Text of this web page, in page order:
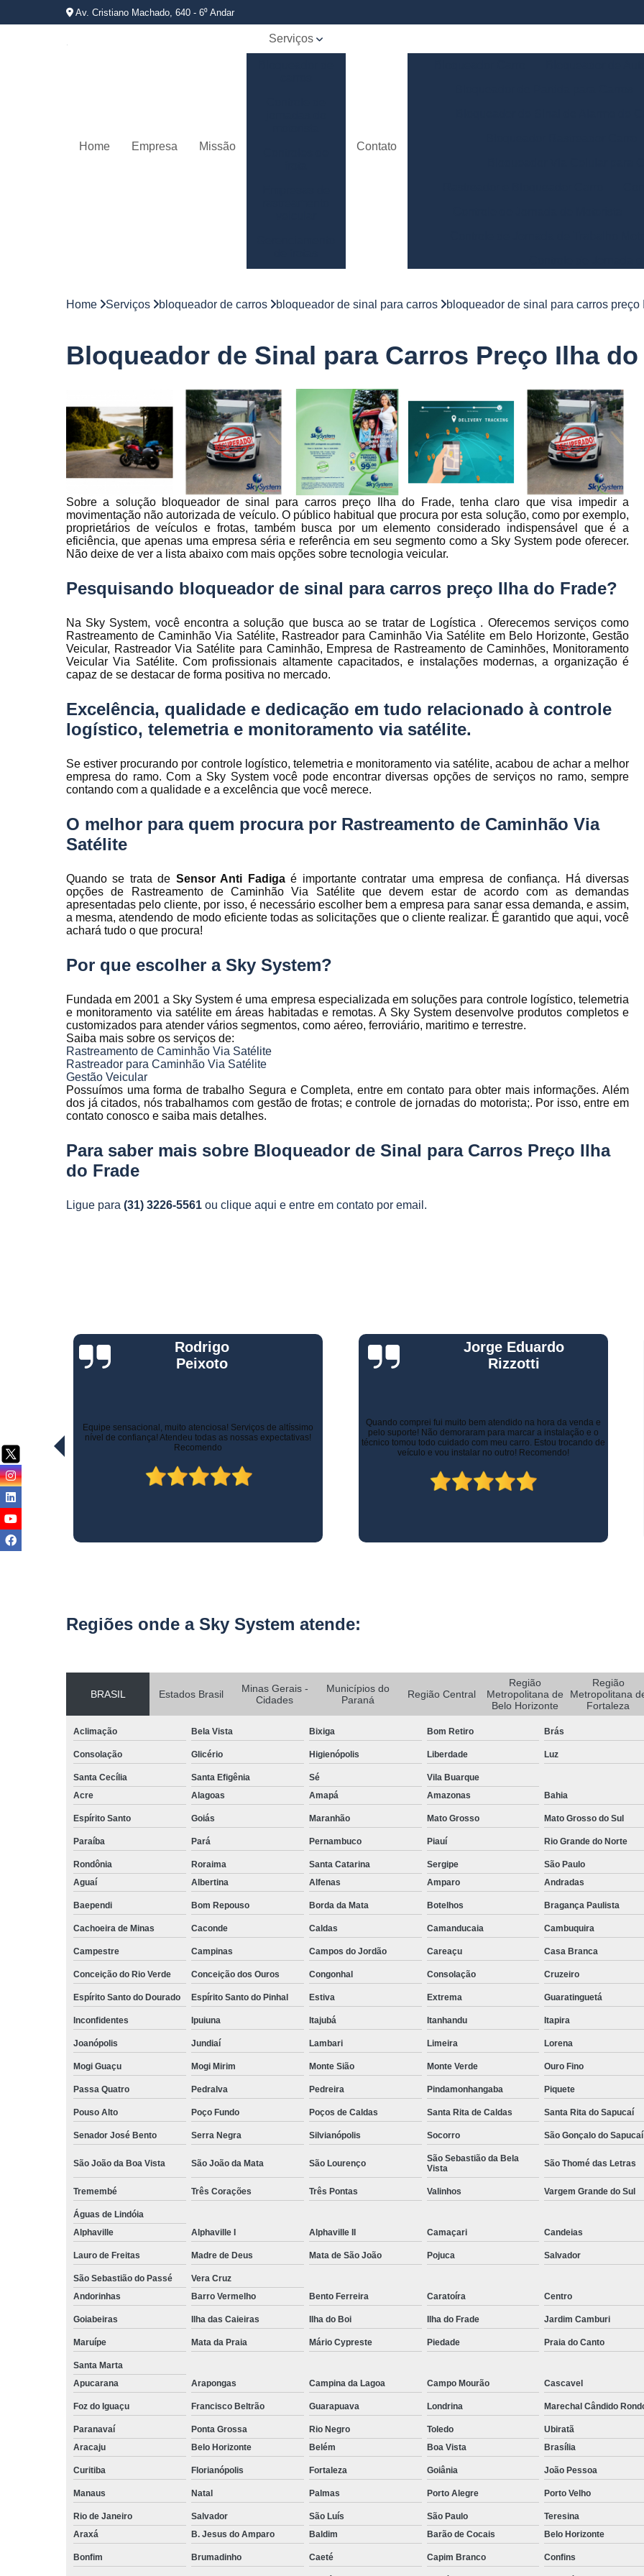
Av. Cristiano Machado, 640 - 6⁰ Andar
Home Empresa Missão
Serviços
Monitoramento
de frotas
Monitoramentos
veiculares
Rastreador
carro
Rastreadores
automotivos
Rastreadores
de caminhões
Rastreadores
de carros
para carros
de carro
Rastreamento
de frota
veicular
Sensores de
fadiga
Sistema de
gravação
veicular
rastreamentos
manutenção de
frota
Sistemas
Telemetrias
Contato
Controle de Jornada Motorista
Controle de Abastecimento de
Controle de Frota
Controle de Frota
Controle de Frota de Caminhões
Controle de Manutenção de Frota de
Sistema de Fadiga
Empresa de
Empresa de Rastreadores de Veiculos
Empresa de Rastreamento de Moto
Empresa
Gerenciamento de Frota de
Gerenciamento de Frota de Empresas
Gerenciamento
Gerenciamento de Frota
Gerenciamento de Frota Manutenção
Gerenciamento de Frota para
Empresa de Gestão de Frota de Veículos
Gestão de Frota Belo Horizonte
Gestão de Frota Minas Gerais
Gestão de Frota de Veículos
Gestão de Frota de Veículos Minas Gerais
Gestão Veicular de Frotas
Empresa de Monitoramento de
Monitoramento de Frota Telemetria
Rastreador de Veiculos Portatil
Rastreador Movel para Carros
Bloqueador e Rastreador Automotivo
Gps Veicular Rastreador
Rastreador Automotivo Belo Horizonte
Rastreador Satelital para Caminhões
Rastreamento de Caminhão Via Satélite
Empresa de Rastreador Veicular
Rastreador de Automóveis
Rastreador
Rastreador para Carros
Rastreador Veicular para Carros de
Rastreador Veicular Particular
Gps
Rastreador do Carro
Rastreador para Carros com Escuta
Rastreador por Satelite para Carros
Empresa Especializada em Rastreamento
Rastreamento de Carro
Rastreamento de Carros Belo Horizonte
Rastreamento de Carros e Caminhões
Rastreamento de Carros por Satélite
Rastreamento para Carros e
Monitoramento e Rastreamento de Frotas
Rastreamento de Frota Via
Rastreamento de Frotas Belo Horizonte
Rastreamento de Frotas Minas
Rastreamento Veicular Frotas
Empresa de Rastreamento de
Empresa de
Empresa de
Empresa
Rastreamento de Veículos
Rastreamento para Carros
Detector
Detector de Fadiga para Motorista
Sensor de Fadiga e Distração
Cameras para Veiculos com
Gravador de Video Veicular
Home Serviços bloqueador de carros bloqueador de sinal para carros bloqueador de sinal para carros preço
Bloqueador de Sinal para Carros Preço Ilha do
Sobre a solução bloqueador de sinal para carros preço Ilha do Frade, tenha claro que visa impedir a
movimentação não autorizada de veículo. O público habitual que procura por esta solução, como por exemplo,
proprietários de veículos e frotas, também busca por um elemento considerado indispensável que é a
eficiência, que apenas uma empresa séria e referência em seu segmento como a Sky System pode oferecer.
Não deixe de ver a lista abaixo com mais opções sobre tecnologia veicular.
Pesquisando bloqueador de sinal para carros preço Ilha do Frade?
Na Sky System, você encontra a solução que busca ao se tratar de Logística . Oferecemos serviços como
Rastreamento de Caminhão Via Satélite, Rastreador para Caminhão Via Satélite em Belo Horizonte, Gestão
Veicular, Rastreador Via Satélite para Caminhão, Empresa de Rastreamento de Caminhões, Monitoramento
Veicular Via Satélite. Com profissionais altamente capacitados, e instalações modernas, a organização é
capaz de se destacar de forma positiva no mercado.
Excelência, qualidade e dedicação em tudo relacionado à controle
logístico, telemetria e monitoramento via satélite.
Se estiver procurando por controle logístico, telemetria e monitoramento via satélite, acabou de achar a melhor
empresa do ramo. Com a Sky System você pode encontrar diversas opções de serviços no ramo, sempre
contando com a qualidade e a excelência que você merece.
O melhor para quem procura por Rastreamento de Caminhão Via
Satélite
Quando se trata de Sensor Anti Fadigaé importante contratar uma empresa de confiança. Há diversas
opções de Rastreamento de Caminhão Via Satélite que devem estar de acordo com as demandas
apresentadas pelo cliente, por isso, é necessário escolher bem a empresa para sanar essa demanda, e assim,
a mesma, atendendo de modo eficiente todas as solicitações que o cliente realizar. É garantido que aqui, você
achará tudo o que procura!
Por que escolher a Sky System?
Fundada em 2001 a Sky System é uma empresa especializada em soluções para controle logístico, telemetria
e monitoramento via satélite em áreas habitadas e remotas. A Sky System desenvolve produtos completos e
customizados para atender vários segmentos, como aéreo, ferroviário, maritimo e terrestre.
Saiba mais sobre os serviços de:
Rastreamento de Caminhão Via Satélite
Rastreador para Caminhão Via Satélite
Gestão Veicular
Possuímos uma forma de trabalho Segura e Completa, entre em contato para obter mais informações. Além
dos já citados, nós trabalhamos com gestão de frotas; e controle de jornadas do motorista;. Por isso, entre em
contato conosco e saiba mais detalhes.
Para saber mais sobre Bloqueador de Sinal para Carros Preço Ilha
do Frade
Ligue para (31) 3226-5561 ou clique aqui e entre em contato por email.
Jorge Eduardo
Rizzotti
Quando comprei fui muito bem atendido na hora da venda e
pelo suporte! Não demoraram para marcar a instalação e o
técnico tomou todo cuidado com meu carro. Estou trocando de
veículo e vou instalar no outro! Recomendo!
Gustavo Leone
controlar as entregas tanto urbanas como no Estado de Minas
Gerais. Contratamos os serviços de rastreamento e logística.
Inicialmente já economizamos com os custos com seguros.
Atualmente, contamos com diversos recursos que tornam as
Regiões onde a Sky System atende:
BRASIL Estados Brasil
Minas Gerais -
Cidades
Municípios do
Paraná
Região Central
Região
Metropolitana de
Belo Horizonte
Região
Metropolitana
Fortaleza
Aclimação Bela Vista Bixiga Bom Retiro Brás
Consolação Glicério Higienópolis Liberdade Luz
Santa Cecília Santa Efigênia Sé
Vila Buarque
Acre
Alagoas Amapá Amazonas Bahia
Espírito Santo Goiás Maranhão Mato Grosso Mato Grosso do Sul
Paraíba Pará Pernambuco Piauí Rio Grande do Norte
Rondônia Roraima Santa Catarina Sergipe São Paulo
Aguaí
Albertina Alfenas Amparo Andradas
Baependi Bom Repouso Borda da Mata Botelhos Bragança Paulista
Cachoeira de Minas Caconde Caldas Camanducaia Cambuquira
Campestre Campinas Campos do Jordão Careaçu Casa Branca
Conceição do Rio Verde Conceição dos Ouros Congonhal Consolação Cruzeiro
Espírito Santo do Dourado Espírito Santo do Pinhal Estiva Extrema Guaratinguetá
Inconfidentes Ipuiuna Itajubá Itanhandu Itapira
Joanópolis Jundiaí Lambari Limeira Lorena
Mogi Guaçu Mogi Mirim Monte Sião Monte Verde Ouro Fino
Passa Quatro Pedralva Pedreira Pindamonhangaba Piquete
Pouso Alto Poço Fundo Poços de Caldas Santa Rita de Caldas Santa Rita do Sapucaí
Senador José Bento Serra Negra Silvianópolis Socorro São Gonçalo do Sapucaí
São João da Boa Vista São João da Mata São Lourenço
São Sebastião da Bela
Vista
São Thomé das Letras
Tremembé Três Corações Três Pontas Valinhos Vargem Grande do Sul
Águas de Lindóia
Alphaville
Alphaville I Alphaville II Camaçari Candeias
Lauro de Freitas Madre de Deus Mata de São João Pojuca Salvador
São Sebastião do Passé
Vera Cruz
Andorinhas
Barro Vermelho Bento Ferreira Caratoíra Centro
Goiabeiras Ilha das Caieiras Ilha do Boi Ilha do Frade Jardim Camburi
Maruípe Mata da Praia Mário Cypreste Piedade Praia do Canto
Santa Marta
Apucarana
Arapongas Campina da Lagoa Campo Mourão Cascavel
Foz do Iguaçu Francisco Beltrão Guarapuava Londrina Marechal Cândido
Paranavaí Ponta Grossa Rio Negro Toledo Ubiratã
Aracaju
Belo Horizonte Belém Boa Vista Brasília
Curitiba Florianópolis Fortaleza Goiânia João Pessoa
Manaus Natal Palmas Porto Alegre Porto Velho
Rio de Janeiro Salvador São Luís São Paulo Teresina
Araxá
B. Jesus do Amparo Baldim Barão de Cocais Belo Horizonte
Bonfim Brumadinho Caeté Capim Branco Confins